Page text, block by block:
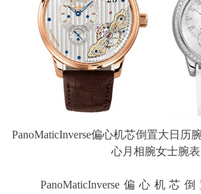
PanoMaticInverse偏心机芯倒置大日历
心月相腕女士腕表
PanoMaticInverse偏心机芯